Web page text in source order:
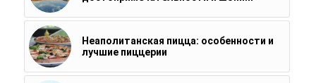
Неаполитанская пицца: особенности и
лучшие пиццерии